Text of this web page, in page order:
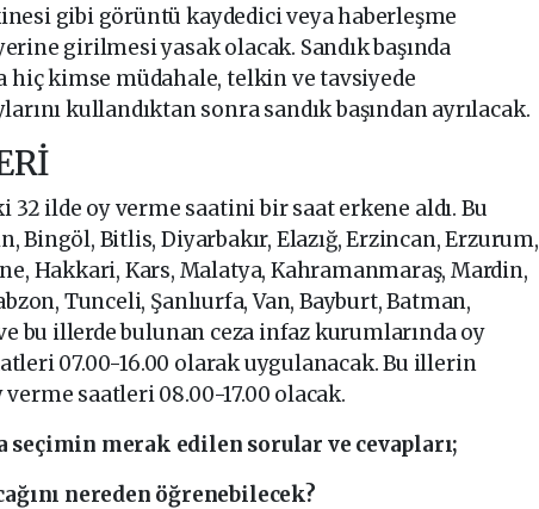
gibi görüntü kaydedici veya haberleşme
girilmesi yasak olacak. Sandık başında
hiç kimse müdahale, telkin ve tavsiyede
kullandıktan sonra sandık başından ayrılacak.
32 ilde oy verme saatini bir saat erkene aldı. Bu
Bingöl, Bitlis, Diyarbakır, Elazığ, Erzincan, Erzurum,
Hakkari, Kars, Malatya, Kahramanmaraş, Mardin,
Tunceli, Şanlıurfa, Van, Bayburt, Batman,
bu illerde bulunan ceza infaz kurumlarında oy
07.00-16.00 olarak uygulanacak. Bu illerin
verme saatleri 08.00-17.00 olacak.
seçimin merak edilen sorular ve cevapları;
nereden öğrenebilecek?